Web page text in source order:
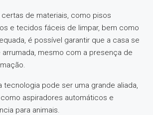
de materiais, como pisos
e tecidos fáceis de limpar, bem como
é possível garantir que a casa se
arrumada, mesmo com a presença de
tecnologia pode ser uma grande aliada,
aspiradores automáticos e
para animais.